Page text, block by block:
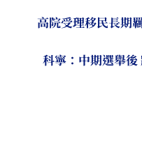
高院受理移民長期
科寧：中期選舉